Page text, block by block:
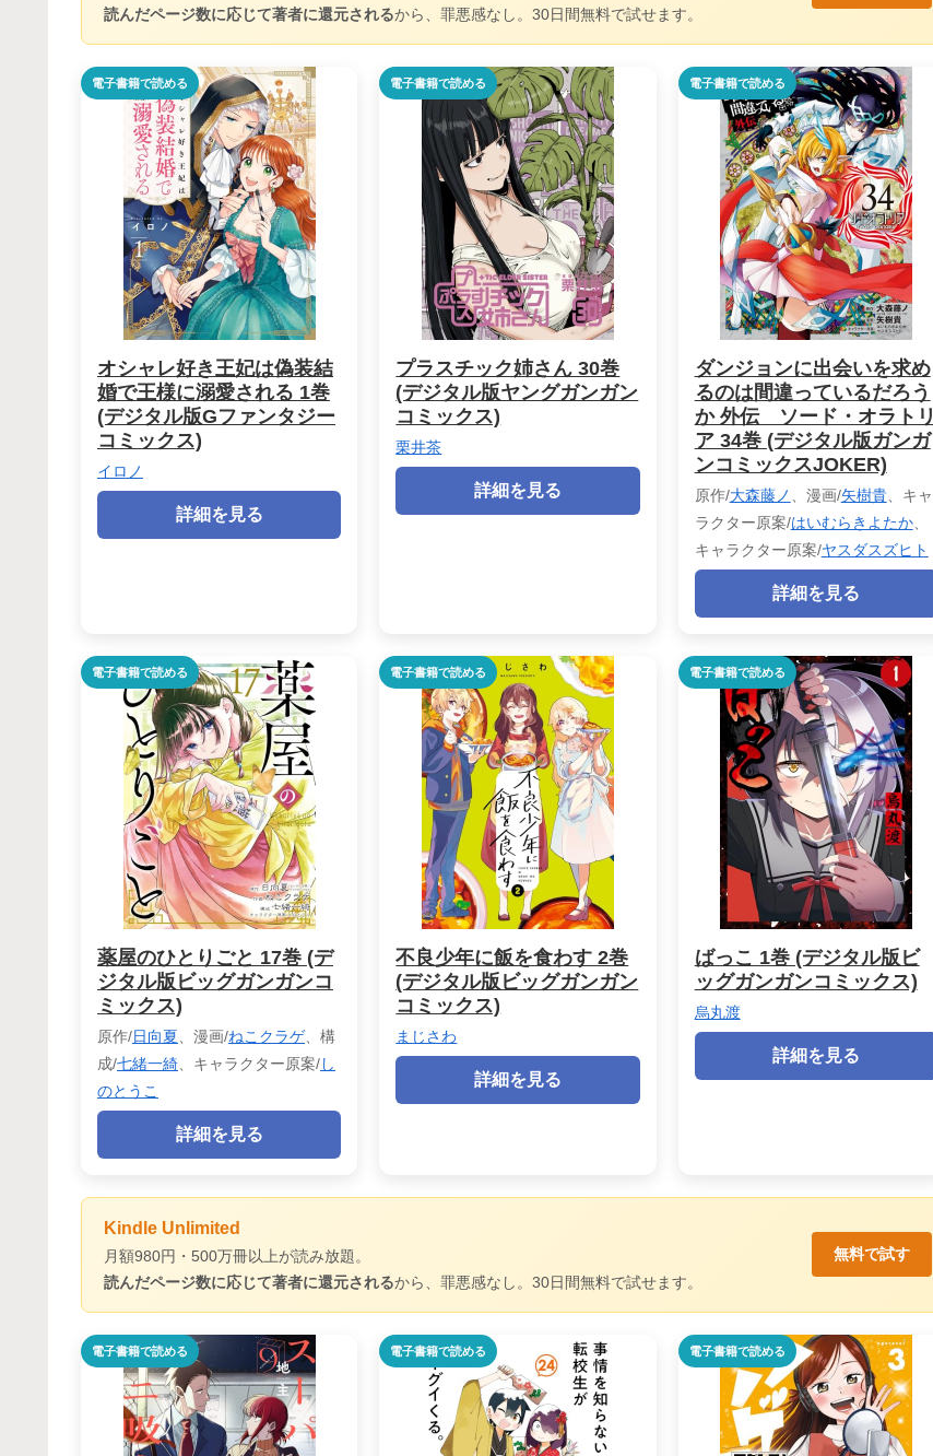
読んだページ数に応じて著者に還元されるから、罪悪感なし。30日間無料で試せます。
電子書籍で読める
オシャレ好き王妃は偽装結
婚で王様に溺愛される 1巻
(デジタル版Gファンタジー
コミックス)
イロノ
詳細を見る
電子書籍で読める
プラスチック姉さん 30巻
(デジタル版ヤングガンガン
コミックス)
栗井茶
詳細を見る
電子書籍で読める
ダンジョンに出会いを求め
るのは間違っているだろう
か 外伝 ソード・オラトリ
ア 34巻 (デジタル版ガンガ
ンコミックスJOKER)
原作/大森藤ノ 、漫画/矢樹貴、キャ
ラクター原案/はいむらきよたか、
キャラクター原案/ヤスダスズヒト
詳細を見る
電子書籍で読める
薬屋のひとりごと 17巻 (デ
ジタル版ビッグガンガンコ
ミックス)
原作/日向夏 、漫画/ねこクラゲ、構
成/七緒一綺 、キャラクター原案/し
のとうこ
詳細を見る
電子書籍で読める
不良少年に飯を食わす 2巻
(デジタル版ビッグガンガン
コミックス)
まじさわ
詳細を見る
電子書籍で読める
ばっこ 1巻 (デジタル版ビ
ッグガンガンコミックス)
烏丸渡
詳細を見る
Kindle Unlimited
月額980円・500万冊以上が読み放題。
読んだページ数に応じて著者に還元されるから、罪悪感なし。30日間無料で試せます。
無料で試す
電子書籍で読める 電子書籍で読める 電子書籍で読める